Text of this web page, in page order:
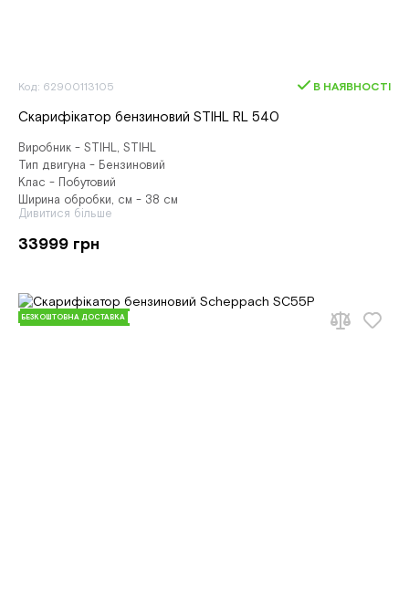
Код: 62900113105 В НАЯВНОСТІ
Скарифікатор бензиновий STIHL RL 540
Виробник - STIHL, STIHL
Тип двигуна - Бензиновий
Клас - Побутовий
Ширина обробки, см - 38 см
Дивитися більше
33999 грн
БЕЗКОШТОВНА ДОСТАВКА